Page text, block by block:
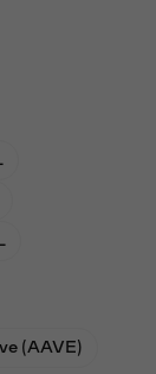
(AAVE)